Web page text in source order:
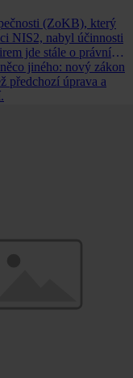
(ZoKB), který
NIS2, nabyl účinnosti
jde stále o právní
jiného: nový zákon
předchozí úprava a